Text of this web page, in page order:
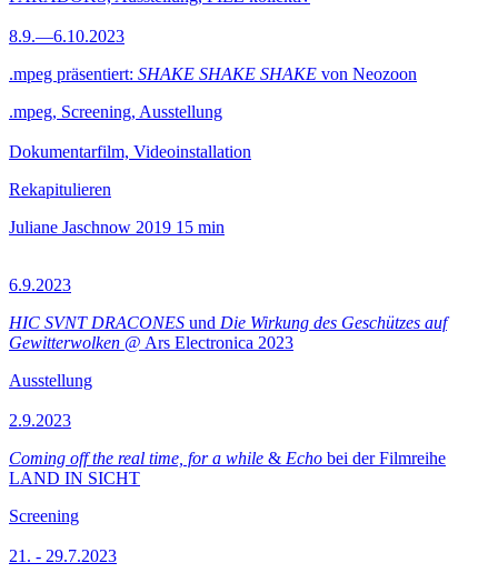
8.9.—6.10.2023
.mpeg präsentiert: SHAKE SHAKE SHAKE von Neozoon
.mpeg, Screening, Ausstellung
Dokumentarfilm, Videoinstallation
Rekapitulieren
Juliane Jaschnow 2019 15 min
6.9.2023
HIC SVNT DRACONES und Die Wirkung des Geschützes auf
Gewitterwolken @ Ars Electronica 2023
Ausstellung
2.9.2023
Coming off the real time, for a while & Echo bei der Filmreihe
LAND IN SICHT
Screening
21. - 29.7.2023